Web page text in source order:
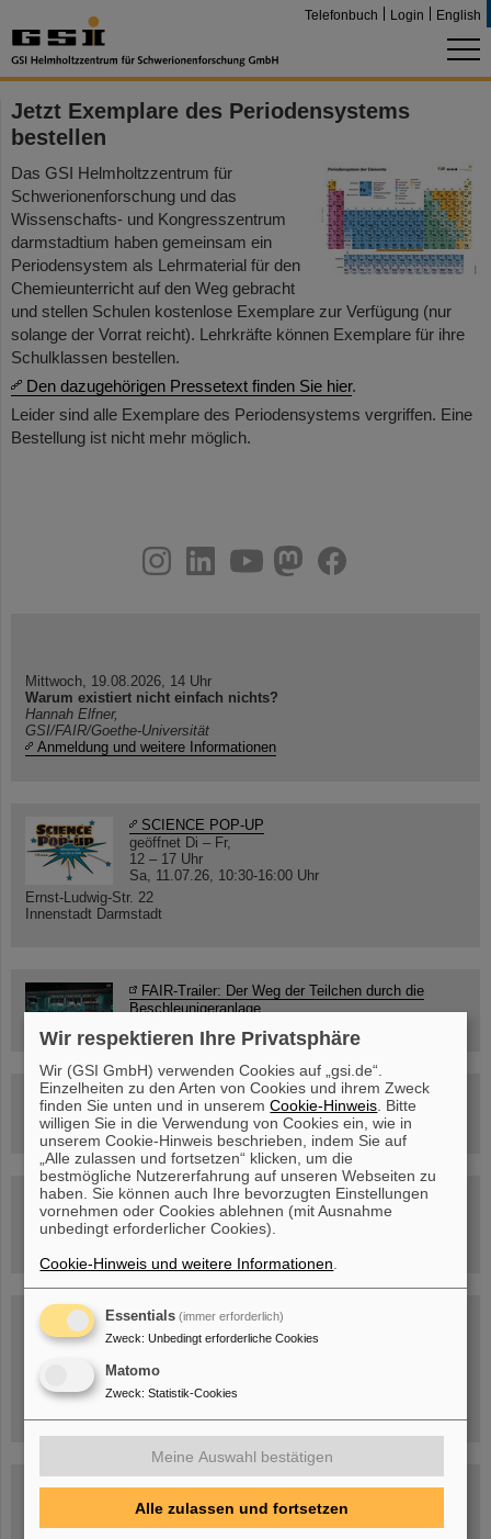
Telefonbuch Login English
Jetzt Exemplare des Periodensystems
bestellen
Das GSI Helmholtzzentrum für
Schwerionenforschung und das
Wissenschafts- und Kongresszentrum
darmstadtium haben gemeinsam ein
Periodensystem als Lehrmaterial für den
Chemieunterricht auf den Weg gebracht
und stellen Schulen kostenlose Exemplare zur Verfügung (nur
solange der Vorrat reicht). Lehrkräfte können Exemplare für ihre
Schulklassen bestellen.
Den dazugehörigen Pressetext finden Sie hier.
Leider sind alle Exemplare des Periodensystems vergriffen. Eine
Bestellung ist nicht mehr möglich.
youtube
helmholtz.social
facebook
Mittwoch, 19.08.2026, 14 Uhr
Warum existiert nicht einfach nichts?
Hannah Elfner,
GSI/FAIR/Goethe-Universität
Anmeldung und weitere Informationen
SCIENCE POP-UP
geöffnet Di – Fr,
12 – 17 Uhr
Sa, 11.07.26, 10:30-16:00 Uhr
Ernst-Ludwig-Str. 22
Innenstadt Darmstadt
FAIR-Trailer: Der Weg der Teilchen durch die
Beschleunigeranlage
Rundflug über die FAIR-Baustelle
Besichtigung von GSI/FAIR –
jetzt Termin buchen!
Blog Beam On
Menschen...hinter GSI und FAIR.
Wir respektieren Ihre Privatsphäre
Wir (GSI GmbH) verwenden Cookies auf „gsi.de“.
Einzelheiten zu den Arten von Cookies und ihrem Zweck
finden Sie unten und in unseremCookie-Hinweis . Bitte
willigen Sie in die Verwendung von Cookies ein, wie in
unserem Cookie-Hinweis beschrieben, indem Sie auf
„Alle zulassen und fortsetzen“ klicken, um die
bestmögliche Nutzererfahrung auf unseren Webseiten zu
haben. Sie können auch Ihre bevorzugten Einstellungen
vornehmen oder Cookies ablehnen (mit Ausnahme
unbedingt erforderlicher Cookies).
Cookie-Hinweis und weitere Informationen
Essentials (immer erforderlich)
Zweck: Unbedingt erforderliche Cookies
Matomo
Zweck: Statistik-Cookies
Meine Auswahl bestätigen
Alle zulassen und fortsetzen